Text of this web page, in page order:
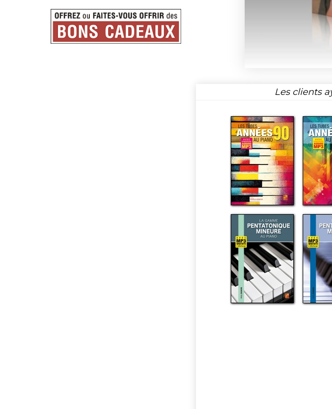
Les clients